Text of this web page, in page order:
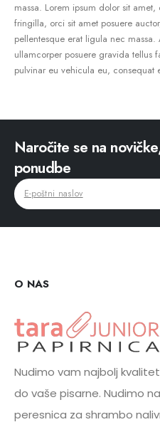
massa. Lorem ipsum dolor sit
fringilla, orci sit amet posuere
pellentesque erat ligula nec
ullamcorper posuere gravida tellus
pulvinar eu vehicula eu, consequat
Naročite se na
ponudbe
O NAS
Nudimo vam najbolj
do vaše pisarne. Nudimo
peresnica za shrambo